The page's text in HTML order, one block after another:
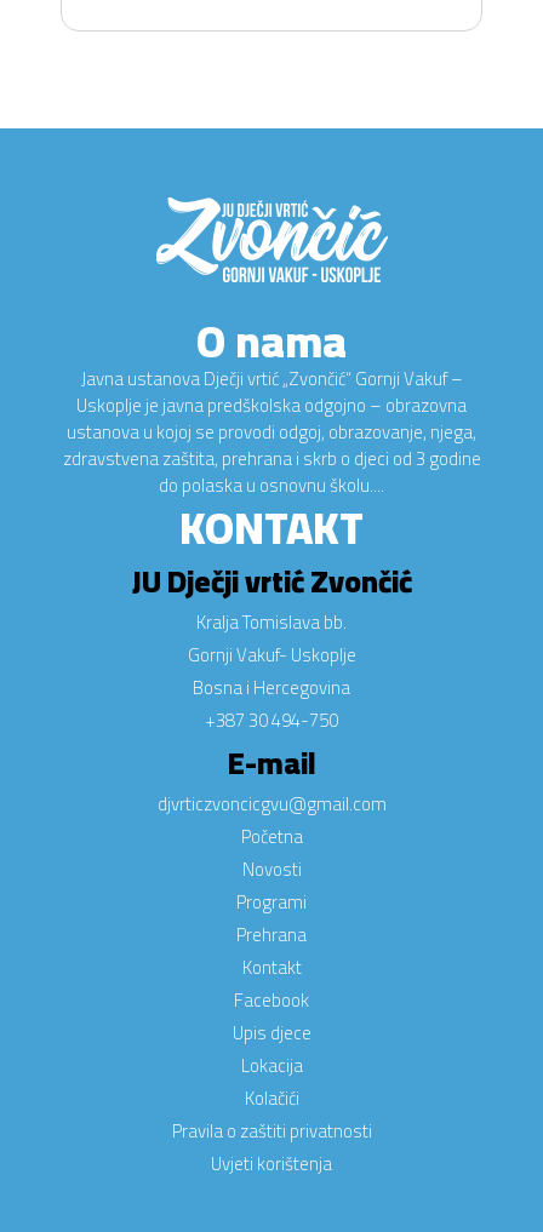
O nama
Javna ustanova Dječji vrtić „Zvončić“ Gornji Vakuf –
Uskoplje je javna predškolska odgojno – obrazovna
ustanova u kojoj se provodi odgoj, obrazovanje, njega,
zdravstvena zaštita, prehrana i skrb o djeci od 3 godine
do polaska u osnovnu školu....
KONTAKT
JU Dječji vrtić Zvončić
Kralja Tomislava bb.
Gornji Vakuf- Uskoplje
Bosna i Hercegovina
+387 30 494-750
E-mail
djvrticzvoncicgvu@gmail.com
Početna
Novosti
Programi
Prehrana
Kontakt
Facebook
Upis djece
Lokacija
Kolačići
Pravila o zaštiti privatnosti
Uvjeti korištenja